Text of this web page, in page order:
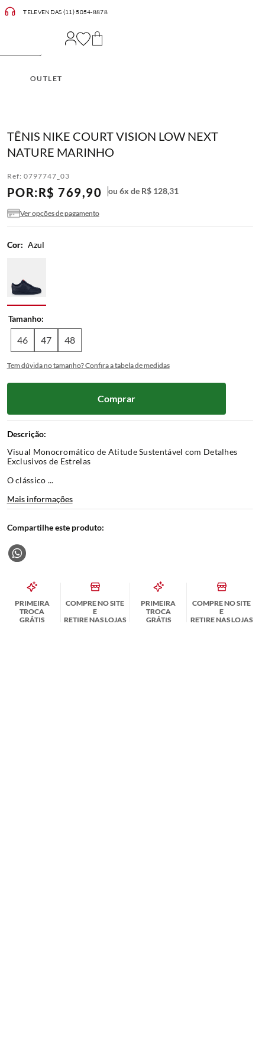
TELEVENDAS (11) 5054-8878
OUTLET
TÊNIS NIKE COURT VISION LOW NEXT
NATURE MARINHO
Ref: 0797747_03
POR:R$ 769,90 ou6x de R$ 128,31
Ver opções de pagamento
Cor: Azul
Tamanho
46 47 48
Tem dúvida no tamanho? Confira a tabela de medidas
Comprar
Descrição:
Visual Monocromático de Atitude Sustentável com Detalhes
Exclusivos de Estrelas
O clássico ...
Mais informações
PRIMEIRA
TROCA
GRÁTIS
COMPRE NO SITE
E
RETIRE NAS LOJAS
PRIMEIRA
TROCA
GRÁTIS
COMPRE NO SITE
E
RETIRE NAS LOJAS